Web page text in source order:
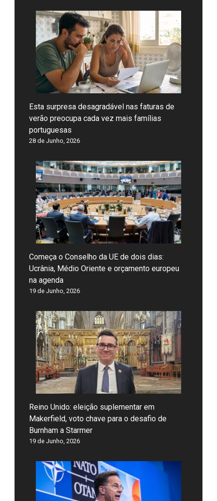
Esta surpresa desagradável nas faturas de
verão preocupa cada vez mais famílias
portuguesas
28 de Junho, 2026
Começa o Conselho da UE de dois dias:
Ucrânia, Médio Oriente e orçamento europeu
na agenda
19 de Junho, 2026
Reino Unido: eleição suplementar em
Makerfield, voto chave para o desafio de
Burnham a Starmer
19 de Junho, 2026